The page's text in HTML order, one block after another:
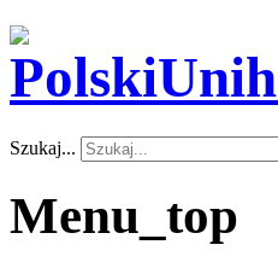
Szukaj...
Menu_top